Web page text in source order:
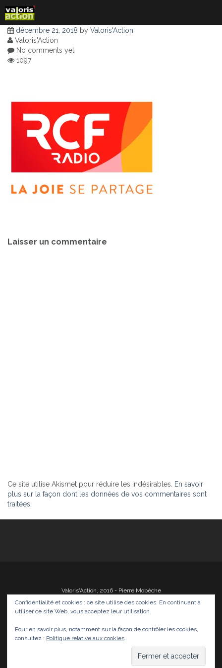
to
content
décembre 21, 2018 by Valoris'Action
Valoris'Action
No comments yet
1097
de
Laisser un commentaire
Ce site utilise Akismet pour réduire les indésirables.
En savoir
plus sur la façon dont les données de vos commentaires sont
traitées
Valoris'Action, 2016 - Pierre Mobèche
Photos Films Divers Infos Médias
Confidentialité et cookies : ce site utilise des cookies. En continuant à
utiliser ce site Web, vous acceptez leur utilisation.
Pour en savoir plus, notamment sur la façon de contrôler les cookies,
consultez : Politique relative aux cookies